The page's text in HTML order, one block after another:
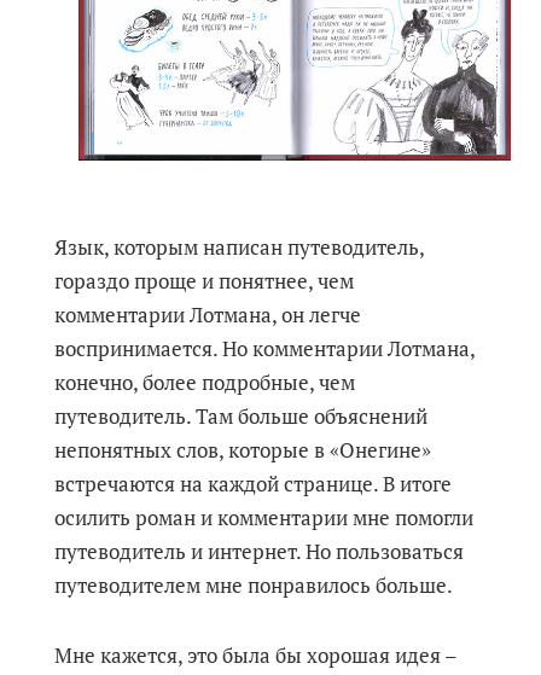
Язык, которым написан путеводитель,
гораздо проще и понятнее, чем
комментарии Лотмана, он легче
воспринимается. Но комментарии Лотмана,
конечно, более подробные, чем
путеводитель. Там больше объяснений
непонятных слов, которые в «Онегине»
встречаются на каждой странице. В итоге
осилить роман и комментарии мне помогли
путеводитель и интернет. Но пользоваться
путеводителем мне понравилось больше.
Мне кажется, это была бы хорошая идея –